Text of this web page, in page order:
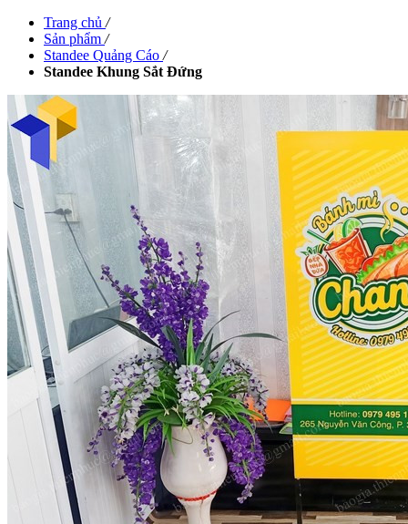
Trang chủ /
Sản phẩm /
Standee Quảng Cáo /
Standee Khung Sắt Đứng